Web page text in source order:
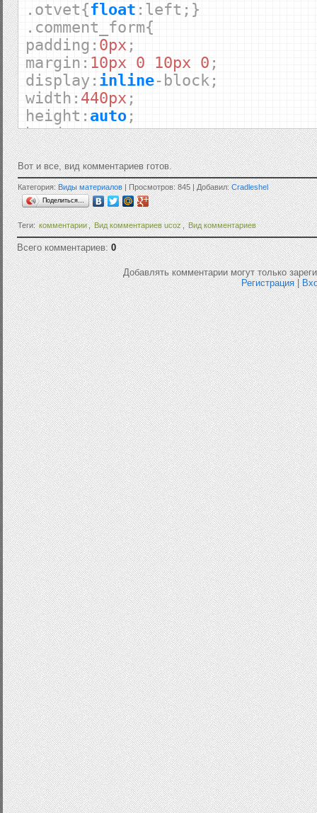
</div>
</div>
. otvet{float : left ;}
. comment_form{
padding : 0px ;
margin : 10px 0 10px 0 ;
display : inline- block ;
width : 440px ;
height : auto ;
border:none;
outline:none;
background:transparent;
}
.user_avatar{
float:left;
}
.user_avatar img{
width:50px;
height:50px;
border:1pxsolid#ddd;
-webkit-border-radius:8px;
-moz-border-radius:8px;
border-radius:8px;
}
.user_message{
font-family:Verdana,sans-serif;
line-height:16px;
position:relative;
z-index:10;
display:inline-block;
width:300px;
font-size:11px;
float:right;
background:#fff
url('http://webelement.info/
y;
padding:18px 10px 0px 38px;
border:none;
color:#333;
}
.user_message:before, .
content: "";
border-radius:3px;
width: 100%;
height: 100%;
position:absolute;
border: 10pxsolid#fff;
left: 0;
Вот и все, вид комментариев готов.
Категория:Виды материалов| Просмотров: 845 | Добавил:Cradleshel
Поделиться…
Теги:комментарии,Вид комментариев ucoz, Вид комментариев
Всего комментариев:0
Добавлять комментарии могут только
Регистрация|